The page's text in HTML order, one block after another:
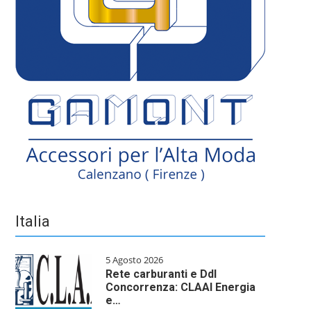
Italia
5 Agosto 2026
Rete carburanti e Ddl
Concorrenza: CLAAI Energia
e…